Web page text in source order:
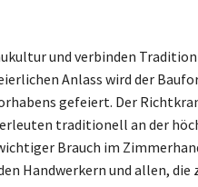
und verbinden
Anlass wird der
gefeiert. Der
traditionell an der
Brauch im
Handwerkern und allen, die